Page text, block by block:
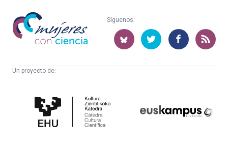
Mujeres
con
ciencia
Síguenos:
Un proyecto de:
Cultura
Científica